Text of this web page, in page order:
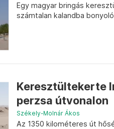
Egy magyar bringás
számtalan kalandba
Keresztültekerte
perzsa útvonalon
Székely-Molnár Ákos
Az 1350 kilométeres út